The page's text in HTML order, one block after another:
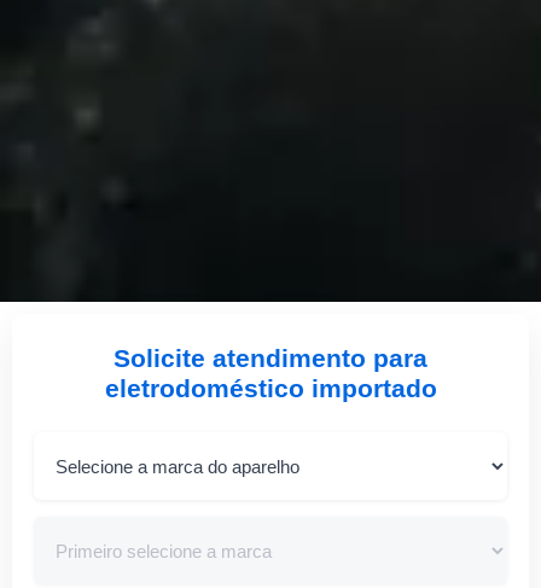
Solicite atendimento para
eletrodoméstico importado